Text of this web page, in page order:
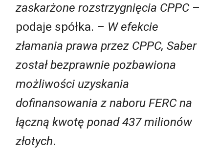
zaskarżone rozstrzygnięcia CPPC–
podaje spółka. – W efekcie
złamania prawa przez CPPC, Saber
został bezprawnie pozbawiona
możliwości uzyskania
dofinansowania z naboru FERC na
łączną kwotę ponad 437 milionów
złotych.